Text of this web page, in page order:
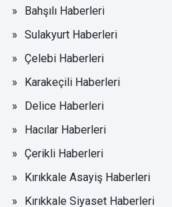
Bahşılı Haberleri
Sulakyurt Haberleri
Çelebi Haberleri
Karakeçili Haberleri
Delice Haberleri
Hacılar Haberleri
Çerikli Haberleri
Kırıkkale Asayiş Haberleri
Kırıkkale Siyaset Haberleri